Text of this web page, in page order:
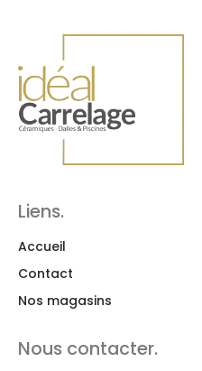
Liens.
Accueil
Contact
Nos magasins
Nous contacter.